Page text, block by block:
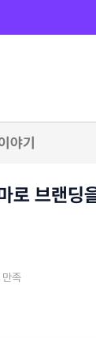
야기
로 브랜딩
족